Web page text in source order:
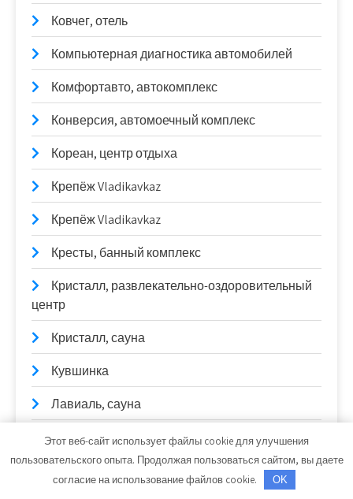
Ковчег, отель
Компьютерная диагностика автомобилей
Комфортавто, автокомплекс
Конверсия, автомоечный комплекс
Кореан, центр отдыха
Крепёж Vladikavkaz
Крепёж Vladikavkaz
Кресты, банный комплекс
Кристалл, развлекательно-оздоровительный
центр
Кристалл, сауна
Кувшинка
Лавиаль, сауна
Лагуна, баня
Лада-Сервис, официальный дилер LADA
Этот веб-сайт использует файлы cookie для улучшения
пользовательского опыта. Продолжая пользоваться сайтом, вы даете
согласие на использование файлов cookie.
OK